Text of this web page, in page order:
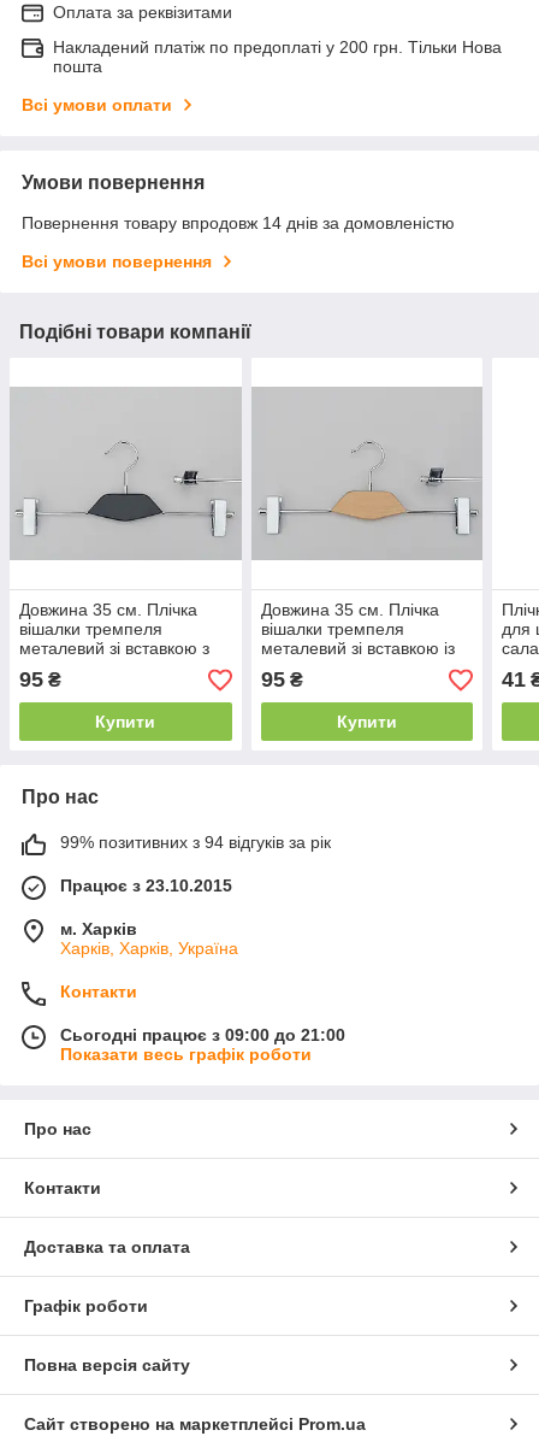
Оплата за реквізитами
Накладений платіж по предоплаті у 200 грн. Тільки Нова
пошта
Всі умови оплати
Умови повернення
Повернення товару впродовж 14 днів за домовленістю
Всі умови повернення
Подібні товари компанії
Довжина 35 см. Плічка
вішалки тремпеля
металевий зі вставкою з
дерева чорного кольору,
для штанів і спідниць
95 ₴
Купити
Довжина 35 см. Плічка
вішалки тремпеля
металевий зі вставкою із
світлого дерева, для
штанів і спідниць
95₴
Купити
для
41
Про нас
99% позитивних з 94 відгуків за рік
Працює з 23.10.2015
м. Харків
Харків, Харків, Україна
Контакти
Сьогодні працює з 09:00 до 21:00
Показати весь графік роботи
Про нас
Контакти
Доставка та оплата
Графік роботи
Повна версія сайту
Сайт створено на маркетплейсі Prom.ua